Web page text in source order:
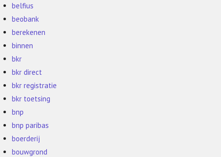
belfius
beobank
berekenen
binnen
bkr
bkr direct
bkr registratie
bkr toetsing
bnp
bnp paribas
boerderij
bouwgrond